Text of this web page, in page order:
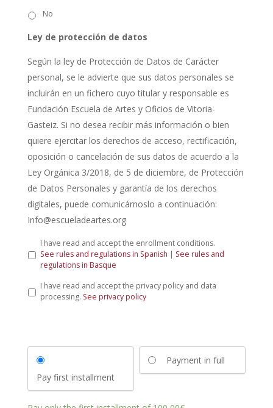
No
Ley de protección de datos
Según la ley de Protección de Datos de Carácter
personal, se le advierte que sus datos personales se
incluirán en un fichero cuyo titular y responsable es
Fundación Escuela de Artes y Oficios de Vitoria-
Gasteiz. Si no desea recibir más información o bien
quiere ejercitar los derechos de acceso, rectificación,
oposición o cancelación de sus datos de acuerdo a la
Ley Orgánica 3/2018, de 5 de diciembre, de Protección
de Datos Personales y garantía de los derechos
digitales, puede comunicárnoslo a continuación:
Info@escueladeartes.org
e
e
p
I have read and accept the enrollment conditions.
See rules and regulations in Spanish | See rules and
regulations in Basque
P
r
y
I have read and accept the privacy policy and data
processing. See privacy policy
Pay first installment
Payment in full